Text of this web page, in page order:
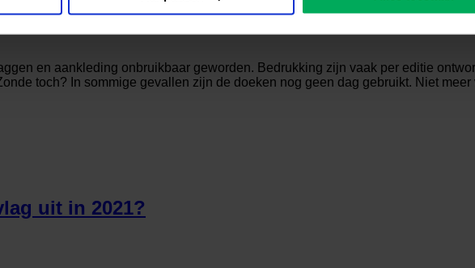
en aankleding onbruikbaar geworden. Bedrukking zijn vaak per editie
toch? In sommige gevallen zijn de doeken nog geen dag gebruikt. Niet
uit in 2021?